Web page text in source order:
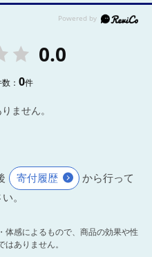
0.0
数：0件
ません。
寄付履歴
から行って
。
感によるもので、商品の効果や性
はありません。